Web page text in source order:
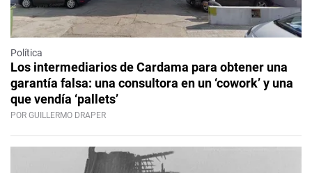
Política
Los intermediarios de Cardama para obtener una
garantía falsa: una consultora en un ‘cowork’ y una
que vendía ‘pallets’
POR GUILLERMO DRAPER